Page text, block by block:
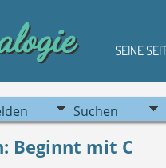
SEINE
Suchen
Beginnt mit C